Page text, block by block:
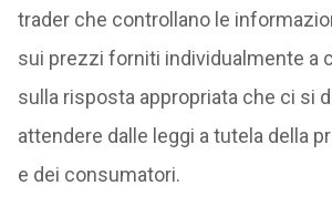
trader che controllano le
sui prezzi forniti individualmente a
sulla risposta appropriata che ci si
attendere dalle leggi a tutela della
e dei consumatori.